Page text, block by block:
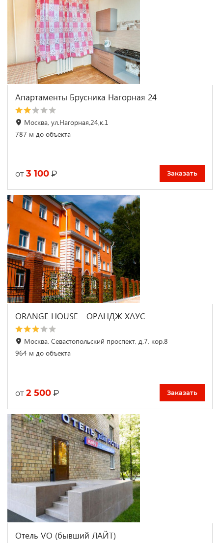
Апартаменты Брусника Нагорная 24
Москва, ул.Нагорная,24,к.1
787 м до объекта
от 3 100 ₽ Заказать
ORANGE HOUSE - ОРАНДЖ ХАУС
Москва, Севастопольский проспект, д.7, кор.8
964 м до объекта
от 2 500 ₽ Заказать
Отель VO (бывший ЛАЙТ)